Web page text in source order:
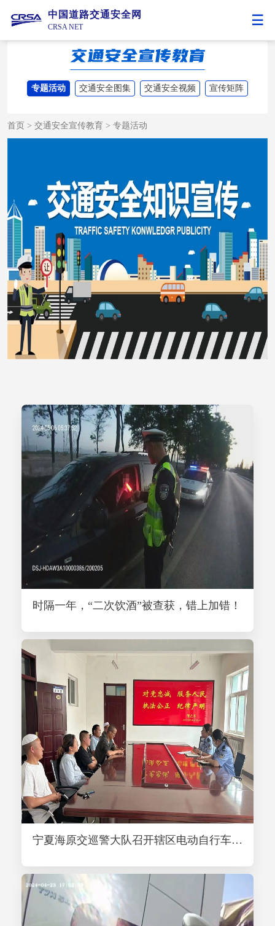
中国道路交通安全网
CRSA NET
专题活动 交通安全图集 交通安全视频 宣传矩阵
首页 > 交通安全宣传教育 > 专题活动
时隔一年，“二次饮酒”被查获，错上加错！
宁夏海原交巡警大队召开辖区电动自行车带牌销售网点管理会议